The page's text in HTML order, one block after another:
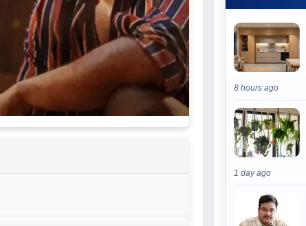
8 hours ago
1 day ago